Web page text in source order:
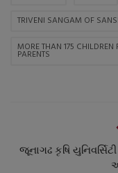
TRIVENI SANGAM OF
MORE THAN 175 CHILDREN
PARENTS
જૂનાગઢ કૃષિ